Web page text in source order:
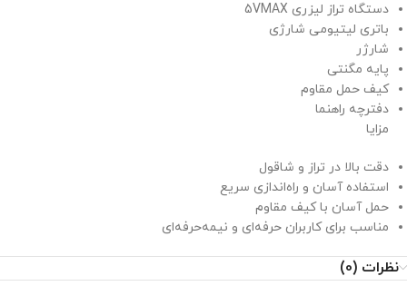
دستگاه تراز لیزری 5VMAX
باتری لیتیومی شارژی
شارژر
پایه مگنتی
کیف حمل مقاوم
دفترچه راهنما
مزایا
دقت بالا در تراز و شاقول
استفاده آسان و راه‌اندازی سریع
حمل آسان با کیف مقاوم
مناسب برای کاربران حرفه‌ای و نیمه‌حرفه‌ای
نظرات (0)